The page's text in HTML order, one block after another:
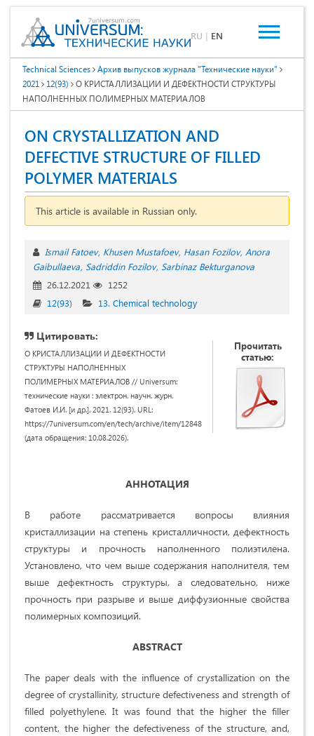
RU | EN
Technical Sciences
Архив выпусков журнала "Технические науки"
2021
12(93)
О КРИСТАЛЛИЗАЦИИ И ДЕФЕКТНОСТИ СТРУКТУРЫ
НАПОЛНЕННЫХ ПОЛИМЕРНЫХ МАТЕРИАЛОВ
ON CRYSTALLIZATION AND
DEFECTIVE STRUCTURE OF FILLED
POLYMER MATERIALS
This article is available in Russian only.
Ismail Fatoev Khusen Mustafoev Hasan Fozilov Anora
Gaibullaeva Sadriddin Fozilov Sarbinaz Bekturganova
26.12.2021
1252
12(93)
13. Chemical technology
Цитировать:
О КРИСТАЛЛИЗАЦИИ И ДЕФЕКТНОСТИ
СТРУКТУРЫ НАПОЛНЕННЫХ
ПОЛИМЕРНЫХ МАТЕРИАЛОВ // Universum:
технические науки : электрон. научн. журн.
Фатоев И.И. [и др.]. 2021. 12(93). URL:
https://7universum.com/en/tech/archive/item/12848
(дата обращения: 10.08.2026).
Прочитать
статью:
АННОТАЦИЯ
В работе рассматривается вопросы влияния
кристаллизации на степень кристалличности, дефектность
структуры и прочность наполненного полиэтилена.
Установлено, что чем выше содержания наполнителя, тем
выше дефектность структуры, а следовательно, ниже
прочность при разрыве и выше диффузионные свойства
полимерных композиций.
ABSTRACT
The paper deals with the influence of crystallization on the
degree of crystallinity, structure defectiveness and strength of
filled polyethylene. It was found that the higher the filler
content, the higher the defectiveness of the structure, and,